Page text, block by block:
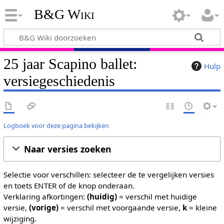
B&G Wiki
Hulp
25 jaar Scapino ballet:
versiegeschiedenis
Logboek voor deze pagina bekijken
Naar versies zoeken
Selectie voor verschillen: selecteer de te vergelijken versies
en toets ENTER of de knop onderaan.
Verklaring afkortingen: (huidig)= verschil met huidige
versie, (vorige)= verschil met voorgaande versie, k= kleine
wijziging.